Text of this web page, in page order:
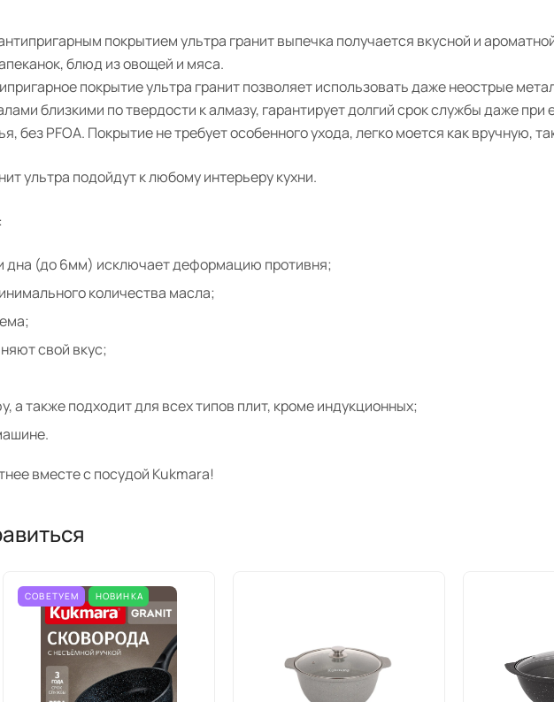
покрытием ультра гранит выпечка получается вкусной и
блюд из овощей и мяса.
покрытие ультра гранит позволяет использовать даже неострые
близкими по твердости к алмазу, гарантирует долгий срок службы даже
без PFOA. Покрытие не требует особенного ухода, легко моется как вручную,
ультра подойдут к любому интерьеру кухни.
дна (до 6мм) исключает деформацию противня;
количества масла;
свой вкус;
а также подходит для всех типов плит, кроме индукционных;
вместе с посудой Kukmara!
СОВЕТУЕМ НОВИНКА